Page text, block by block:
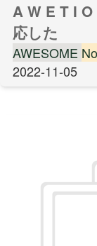
A W E T I
応した
AWESOME
2022-11-05